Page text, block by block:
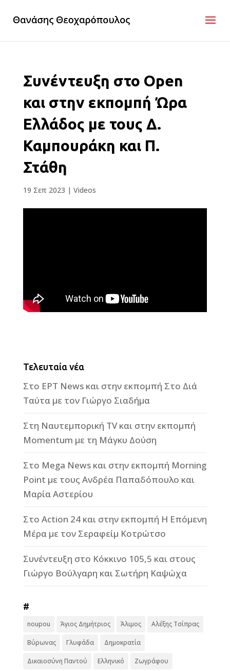
Συνέντευξη στο Open
και στην εκπομπή Ώρα
Ελλάδος με τους Δ.
Καμπουράκη και Π.
Στάθη
19 Σεπ 2023 | Videos
Τελευταία νέα
Στο ΕΡΤ News και στην εκπομπή Στο Διά
Ταύτα με τον Γιώργο Σιαδήμα
Στη Ναυτεμπορική TV και στην εκπομπή
Momentum με τη Μάγκυ Δούση
Στο Mega News και στην εκπομπή Morning
Point με τους Ανδρέα Παπαδόπουλο και
Μαρία Αστερίου
Στο Action 24 και στην εκπομπή Η Επόμενη
Μέρα με τον Σεραφείμ Κοτρώτσο
Συνέντευξη στο Κόκκινο 105,5 και στους
Γιώργο Βούλγαρη και Σωτήρη Καψώχα
#
noupou Άγιος Δημήτριος Άλιμος Αλέξης Τσίπρας
Βύρωνας Γλυφάδα Δημοκρατία
Δικαιοσύνη Παντού Ελληνικό Ζωγράφου